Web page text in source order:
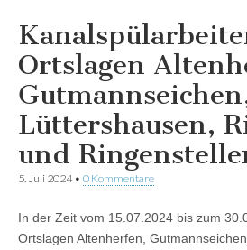
Ortslagen
Lüttershausen,
und
5. Juli 2024• 0 Kommentare
In der Zeit vom 15.07.2024 bis zum
Ortslagen Altenherfen,